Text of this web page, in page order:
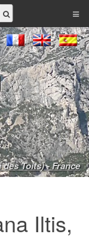
Toits) - France
Iltis,